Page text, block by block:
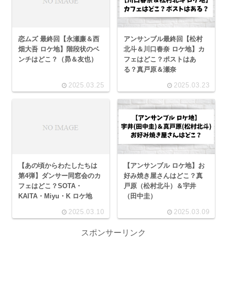
恋ムズ 最終回【永瀬廉＆西
畑大吾 ロケ地】階段状のベ
ンチはどこ？（昴＆友也）
2025.03.25
アンサンブル最終回【松村
北斗＆川口春奈 ロケ地】カ
フェはどこ？ポストはあ
る？真戸原＆瀬奈
2025.03.23
【あの頃からわたしたちは
第4弾】ダンサー同窓会のカ
フェはどこ？SOTA・
KAITA・Miyu・K ロケ地
2025.03.10
【アンサンブル ロケ地】お
好み焼き屋さんはどこ？真
戸原（松村北斗）＆宇井
（田中圭）
2025.03.09
スポンサーリンク